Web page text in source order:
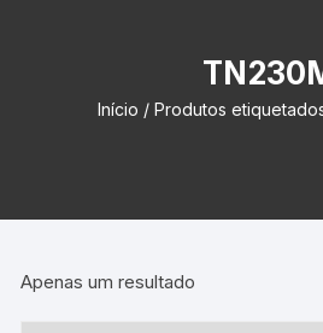
Início / Produtos
Apenas um resultado